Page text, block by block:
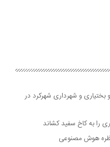
بختیاری و شهرداری شهرکرد در
به کاخ سفید کشاند
هوش مصنوعی